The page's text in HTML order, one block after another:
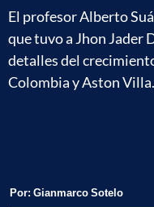
El profesor Alberto
que tuvo a Jhon Jader
detalles del
Colombia y Aston Villa.
Por: Gianmarco Sotelo